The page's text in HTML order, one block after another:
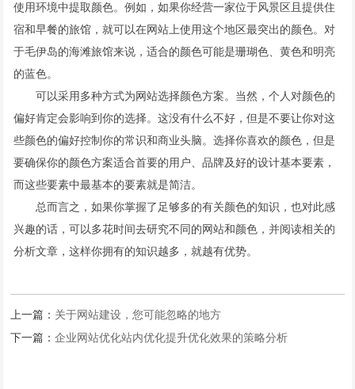
使用环境中提取颜色。例如，如果你经营一家位于风景区且提供住
宿和早餐的旅馆，就可以在网站上使用这个地区最突出的颜色。对
于毛伊岛的海滩旅馆来说，适合的颜色可能是珊瑚色、黄色和明亮
的蓝色。
可以采用多种方式为网站选择颜色方案。当然，个人对颜色的
偏好肯定会影响到你的选择。这没有什么不好，但是不要让你对这
些颜色的偏好控制你的常识和商业头脑。选择你喜欢的颜色，但是
要确保你的颜色方案适合首要的用户、品牌及好的设计基本要素，
而这些要素中最基本的要素就是简洁。
总而言之，如果你掌握了足够多的有关颜色的知识，也对此感
兴趣的话，可以多花时间去研究不同的网站和颜色，并阅读相关的
分析文章，这样你拥有的知识越多，就越有优势。
上一篇： 关于网站建设，您可能忽略的地方
下一篇：企业网站优化站内优化提升优化效果的策略分析